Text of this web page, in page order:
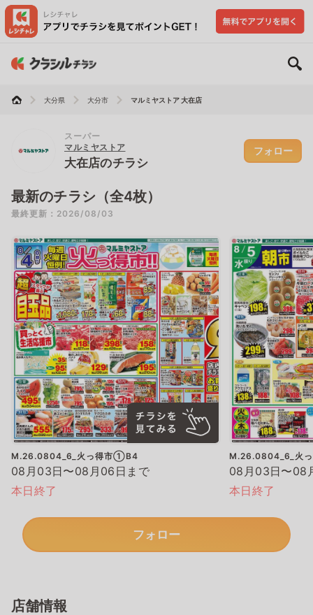
大分県 大分市 マルミヤストア 大在店
スーパー
マルミヤストア
大在店のチラシ
フォロー
最新のチラシ（全4枚）
最終更新：2026/08/03
M.26.0804_6_火っ得市①B4
08月03日〜08月06日まで
本日終了
M.26.0804_6_火
08月03日〜08
本日終了
フォロー
店舗情報